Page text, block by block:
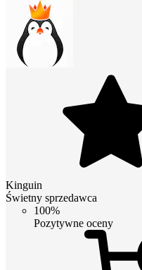
Kinguin
Świetny sprzedawca
100%
Pozytywne oceny